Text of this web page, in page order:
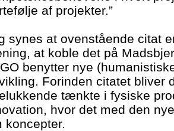
af projekter.”
synes at ovenstående citat
at koble det på
benytter nye
Forinden citatet bliver
tænkte i fysiske
hvor det med den
koncepter.